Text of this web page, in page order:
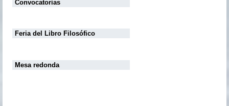
Convocatorias
Feria del Libro Filosófico
Mesa redonda